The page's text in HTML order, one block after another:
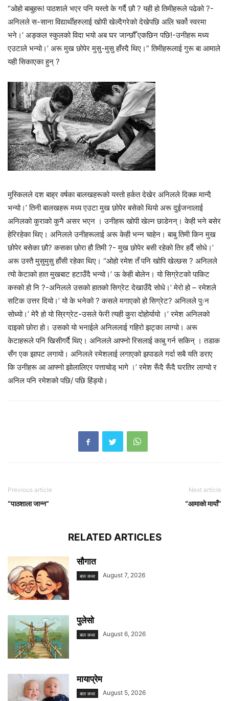
“ओहो बाबुहरू! पाठशाले भएर पनि यस्तो के गर्दै छौ ? यही हो तिमीहरूले पढेको ?-
अनिलले स-साना विद्यार्थीहरुलाई खोपी खेल्दैगरेको देखेपछि अलि चर्को स्वरमा
भने।’ अङ्कल स्कुलको विदा भयो अब घर जान्छौँ एकछिन पछि!-उनीहरू मध्य
एउटाले भन्यो।’ अरू मुख छोपेर मुसु-मुसु हाँस्दै थिए।” तिमीहरूलाई गुरू बा आमाले
यही सिकाएका हुन् ?
मुस्किलले दश बाह्र वर्षका बालखहरूको यस्तो हर्कत देखेर अनिलले दिक्क मान्दै
भन्यो।’ तिनी बालखहरू मध्य एउटा मुख छोपेर बसेको थियो अरू दुईजनालाई
अनिलको कुराको कुनै असर भएन । उनीहरू खोपी खेल्न छाडेनन्। केही भने बसेर
हेरिरहेका थिए। अनिलले उनीहरूलाई अरू केही भन्न चाहेन। बाबु तिमी किन मुख
छोपेर बसेका छौ? कसका छोरा हौ तिमी ?- मुख छोपेर बसी रहेको तिर हर्दै सोधे।’
अरू उस्तै मुसुमुसु हाँसी रहेका थिए। “ओहो रमेश तँ पनि खोपि खेल्छस ? अनिलले
त्यो केटाको हात मुखबाट हटाउँदै भन्यो।’ ऊ केही बोलेन। यो सिग्रेटको पाकिट
कस्को हो नि ?-अनिलले उसको हातको सिग्रेट देखाउँदै सोधे।’ मेरो हो – रमेशले
सटिक उत्तर दियो।’ यो के भनेको ? कसले मगाएको हो सिग्रेट? अनिलले पुःन
सोध्यो।’ मेरै हो यो स्रिग्रेट-उसले फेरी त्यही कुरा दोहोर्यायो ।’ रमेश अनिलको
दाइको छोरा हो। उसको यो भनाईले अनिललाई गहिरो झट्का लाग्यो। अरू
केटाहरूले पनि खिसीगर्दै थिए। अनिलले आफ्नो रिसलाई काबु गर्न सकिन् । तडाक
सँग एक झापट लगायो। अनिलले रमेशलाई लगाएको झपाडले गर्दा सबै यति डराए
कि उनीहरू आ आफ्नो झोलालिएर पत्ताचोड् भागे ।’ रमेश रूँदै रूँदै घरतिर लाग्यो र
अनिल पनि रमेशको पछि/ पछि हिंड्यो।
Previous article
“पाठशाला जान्न”
Next article
“आमाकाे मायाँ”
RELATED ARTICLES
सौगात
बाल कथा August 7, 2026
पुलेसो
बाल कथा August 6, 2026
मायाप्रेम
बाल कथा August 5, 2026